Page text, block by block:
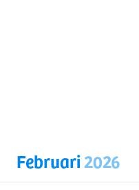
Februari2026